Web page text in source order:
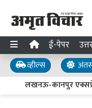
ई-पेपर
व्हील्स
लखनऊ-कानपुर